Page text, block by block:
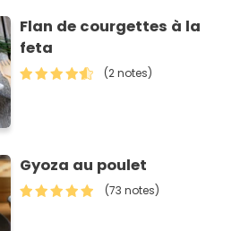
Flan de courgettes à la
feta
(2 notes)
Gyoza au poulet
(73 notes)